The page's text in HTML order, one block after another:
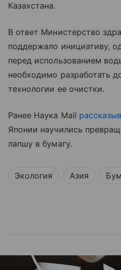
Казахстана.
В ответ Министерство
поддержало инициативу,
перед использованием
необходимо разработать
технологии ее очистки.
Ранее Наука Mail
Японии научились
лапшу в бумагу.
Экология Азия